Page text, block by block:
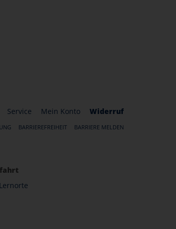
Service Mein Konto Widerruf
BARRIEREFREIHEIT BARRIERE MELDEN
Lernorte